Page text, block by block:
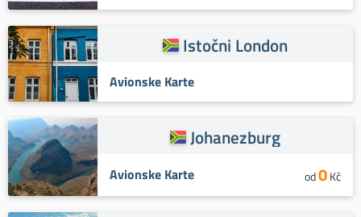
Istočni London
Avionske Karte
Johanezburg
Avionske Karte od0Kč